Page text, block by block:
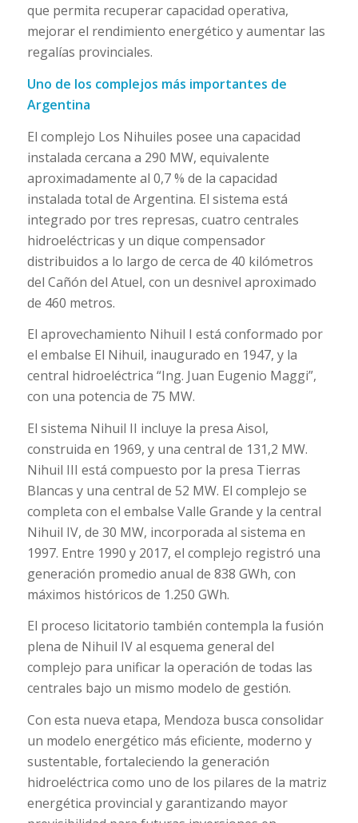
que permita recuperar capacidad operativa,
mejorar el rendimiento energético y aumentar las
regalías provinciales.
Uno de los complejos más importantes de
Argentina
El complejo Los Nihuiles posee una capacidad
instalada cercana a 290 MW, equivalente
aproximadamente al 0,7 % de la capacidad
instalada total de Argentina. El sistema está
integrado por tres represas, cuatro centrales
hidroeléctricas y un dique compensador
distribuidos a lo largo de cerca de 40 kilómetros
del Cañón del Atuel, con un desnivel aproximado
de 460 metros.
El aprovechamiento Nihuil I está conformado por
el embalse El Nihuil, inaugurado en 1947, y la
central hidroeléctrica “Ing. Juan Eugenio Maggi”,
con una potencia de 75 MW.
El sistema Nihuil II incluye la presa Aisol,
construida en 1969, y una central de 131,2 MW.
Nihuil III está compuesto por la presa Tierras
Blancas y una central de 52 MW. El complejo se
completa con el embalse Valle Grande y la central
Nihuil IV, de 30 MW, incorporada al sistema en
1997. Entre 1990 y 2017, el complejo registró una
generación promedio anual de 838 GWh, con
máximos históricos de 1.250 GWh.
El proceso licitatorio también contempla la fusión
plena de Nihuil IV al esquema general del
complejo para unificar la operación de todas las
centrales bajo un mismo modelo de gestión.
Con esta nueva etapa, Mendoza busca consolidar
un modelo energético más eficiente, moderno y
sustentable, fortaleciendo la generación
hidroeléctrica como uno de los pilares de la matriz
energética provincial y garantizando mayor